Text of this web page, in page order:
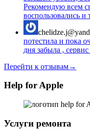
Рекомендую всем
воспользовались и
потестила и пока
дня забыла ,
Перейти к отзывам→
Help for Apple
Услуги ремонта